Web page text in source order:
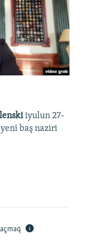
iyulun 27-
baş naziri